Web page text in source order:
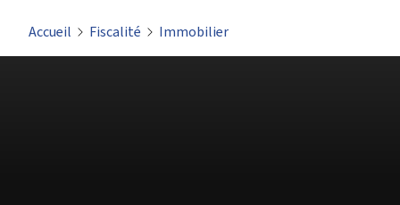
Accueil Fiscalité Immobilier